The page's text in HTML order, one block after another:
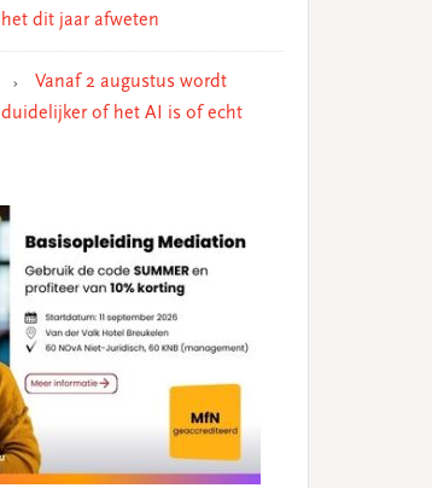
het dit jaar afweten
Vanaf 2 augustus wordt
duidelijker of het AI is of echt